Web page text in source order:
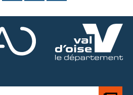
FACEBOOK
MAIL